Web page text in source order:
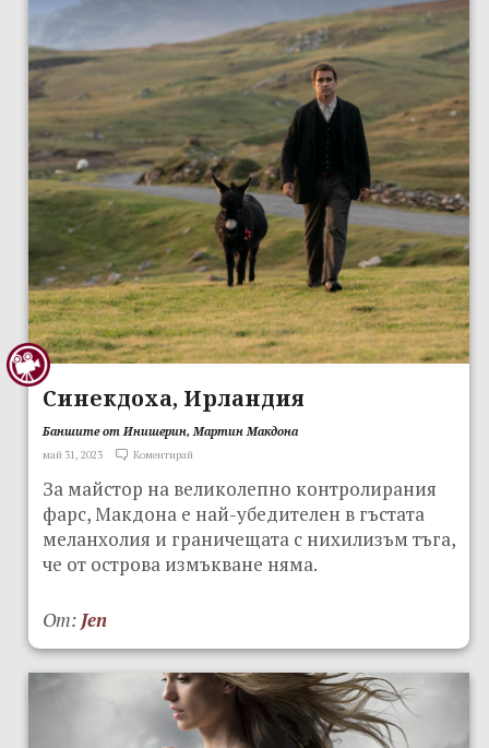
Синекдоха, Ирландия
Баншите от Инишерин, Мартин Макдона
май 31, 2023 Коментирай
За майстор на великолепно контролирания
фарс, Макдона е най-убедителен в гъстата
меланхолия и граничещата с нихилизъм тъга,
че от острова измъкване няма.
От: Jen